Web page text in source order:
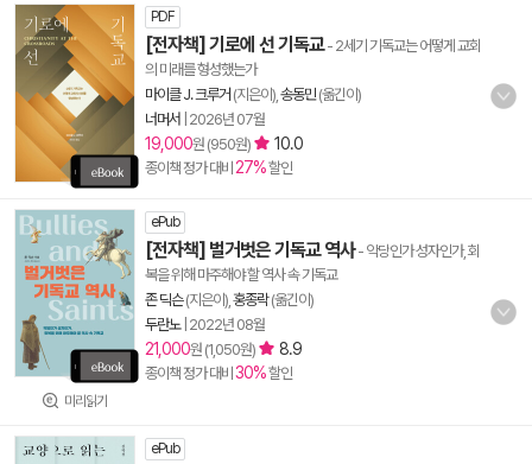
PDF
[전자책] 기로에 선 기독교- 2세기 기독교는 어떻게 교회
의 미래를 형성했는가
마이클 J. 크루거 (지은이), 송동민(옮긴이)
너머서 2026년 07월
19,000원 (950원) 10.0
종이책 정가 대비 27%할인
미리읽기
ePub
[전자책] 벌거벗은 기독교 역사- 악당인가 성자인가, 회
복을 위해 마주해야 할 역사 속 기독교
존 딕슨(지은이), 홍종락(옮긴이)
두란노| 2022년 08월
21,000원 (1,050원) 8.9
종이책 정가 대비 30%할인
ePub